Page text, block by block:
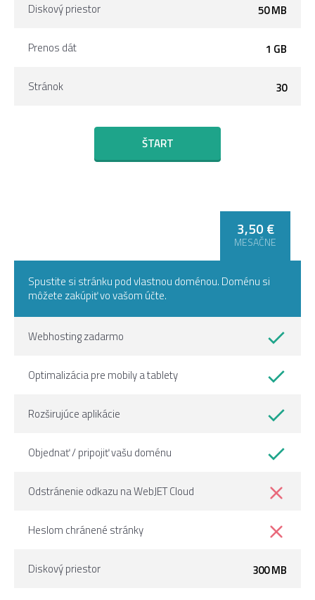
50 MB
Diskový priestor
1 GB
Prenos dát
30
Stránok
ŠTART
3,50 €
MESAČNE
Spustite si stránku pod vlastnou doménou. Doménu si
môžete zakúpiť vo vašom účte.
Webhosting zadarmo
Optimalizácia pre mobily a tablety
Rozširujúce aplikácie
Objednať / pripojiť vašu doménu
Odstránenie odkazu na WebJET Cloud
Heslom chránené stránky
300 MB
Diskový priestor